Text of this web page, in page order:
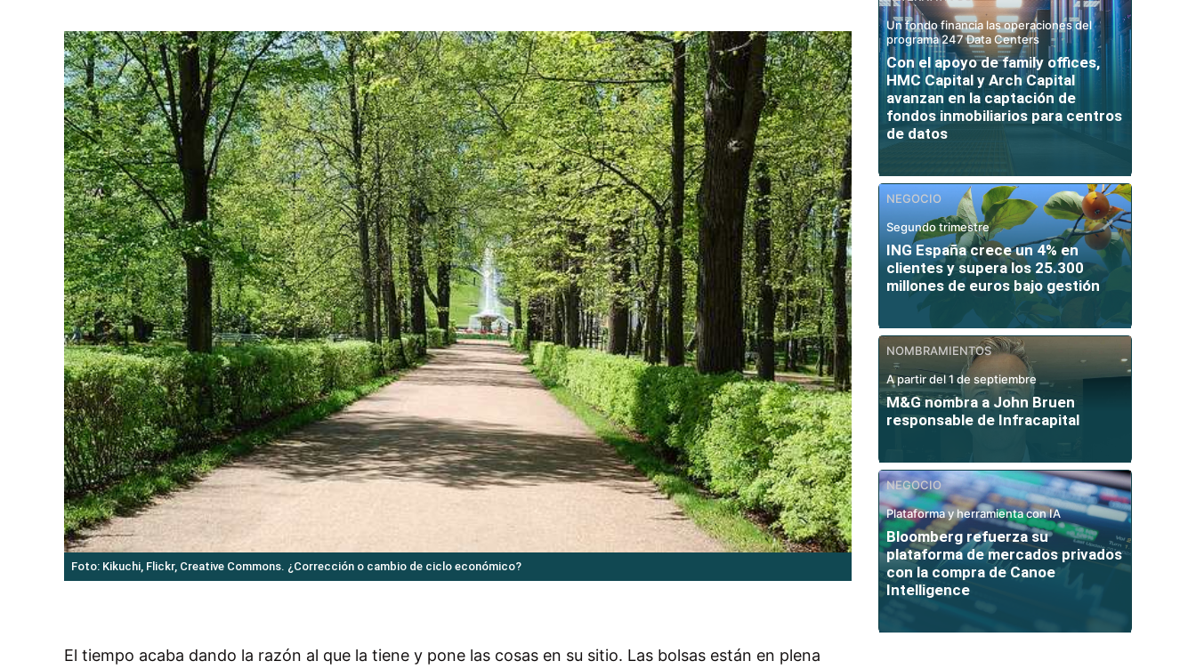
Foto: Kikuchi, Flickr, Creative Commons. ¿Corrección o cambio de ciclo económico?
El tiempo acaba dando la razón al que la tiene y pone las cosas en su sitio. Las bolsas están en plena
Un fondo financia las operaciones del
programa 247 Data Centers
Con el apoyo de family offices,
HMC Capital y Arch Capital
avanzan en la captación de
fondos inmobiliarios para centros
de datos
NEGOCIO
Segundo trimestre
ING España crece un 4% en
clientes y supera los 25.300
millones de euros bajo gestión
NOMBRAMIENTOS
A partir del 1 de septiembre
M&G nombra a John Bruen
responsable de Infracapital
NEGOCIO
Plataforma y herramienta con IA
Bloomberg refuerza su
plataforma de mercados privados
con la compra de Canoe
Intelligence